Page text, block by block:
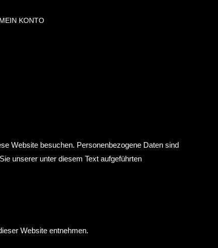
MEIN KONTO
Website besuchen. Personenbezogene Daten sind
unserer unter diesem Text aufgeführten
Website entnehmen.